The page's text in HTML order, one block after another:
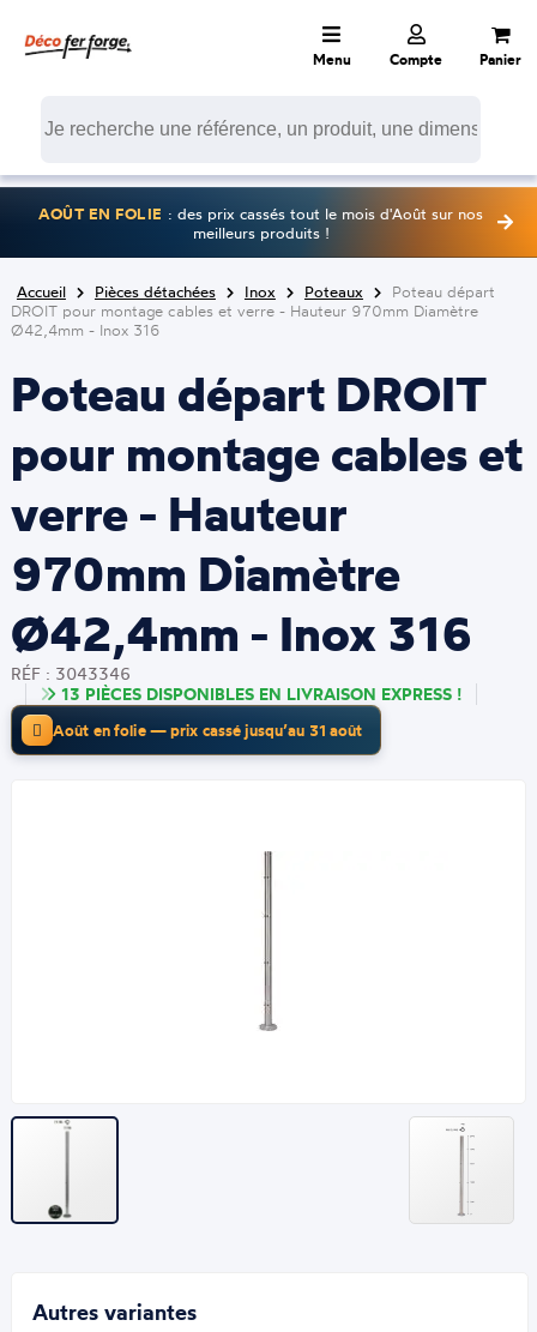
Menu Compte Panier
AOÛT EN FOLIE : des prix cassés tout le mois d'Août sur nos
meilleurs produits !
Accueil Pièces détachées Inox Poteaux
Poteau départ
DROIT pour montage cables et verre - Hauteur 970mm Diamètre
Ø42,4mm - Inox 316
Poteau départ DROIT
pour montage cables et
verre - Hauteur
970mm Diamètre
Ø42,4mm - Inox 316
RÉF : 3043346
13 PIÈCES DISPONIBLES EN LIVRAISON EXPRESS !
Août en folie — prix cassé jusqu’au 31 août
Autres variantes